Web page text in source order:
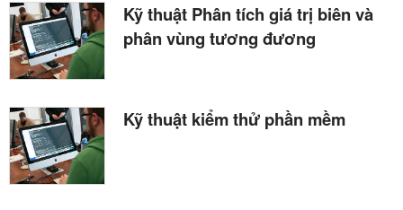
Kỹ thuật Phân tích giá trị biên và
phân vùng tương đương
Kỹ thuật kiểm thử phần mềm